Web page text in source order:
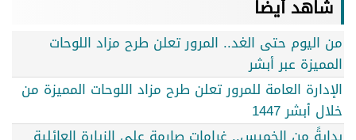
شاهد أيضاً
من اليوم حتى الغد.. المرور تعلن طرح مزاد اللوحات
المميزة عبر أبشر
الإدارة العامة للمرور تعلن طرح مزاد اللوحات المميزة من
خلال أبشر 1447